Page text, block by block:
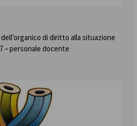
di diritto alla situazione
– personale docente